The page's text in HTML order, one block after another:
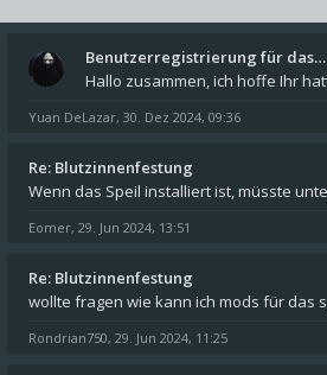
Benutzerregistrierung für das…
Yuan DeLazar, 30. Dez 2024, 09:36
Re: Blutzinnenfestung
Eomer, 29. Jun 2024, 13:51
Re: Blutzinnenfestung
Rondrian750, 29. Jun 2024, 11:25